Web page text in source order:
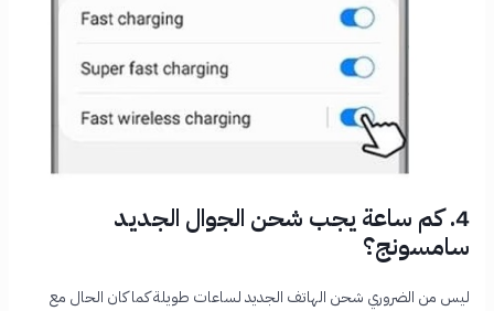
4. كم ساعة يجب شحن الجوال الجديد
سامسونج؟
ليس من الضروري شحن الهاتف الجديد لساعات طويلة كما كان الحال مع